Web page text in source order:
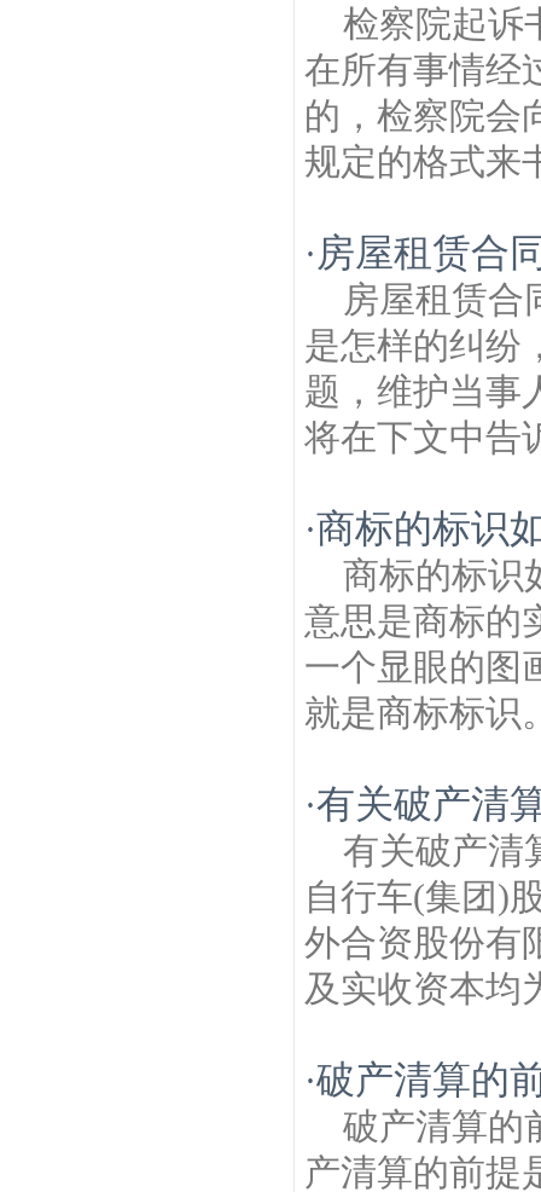
检察院起诉
在所有事情经
的，检察院会
规定的格式来
·房屋租赁合
房屋租赁合
是怎样的纠纷
题，维护当事
将在下文中告
·商标的标识
商标的标识
意思是商标的
一个显眼的图
就是商标标识
·有关破产清
有关破产清
自行车(集团)
外合资股份有
及实收资本均
·破产清算的
破产清算的
产清算的前提